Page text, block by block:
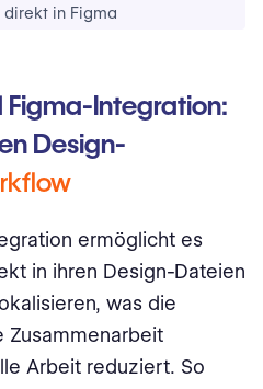
in Figma
Figma-Integration:
Design-
ermöglicht es
in ihren Design-Dateien
was die
Arbeit reduziert. So